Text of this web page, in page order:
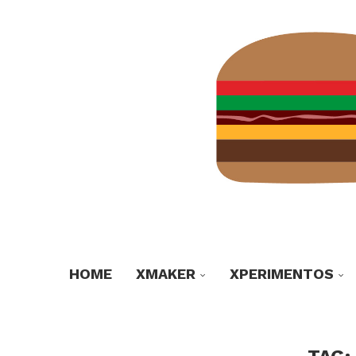
HOME XMAKER XPERIMENTOS